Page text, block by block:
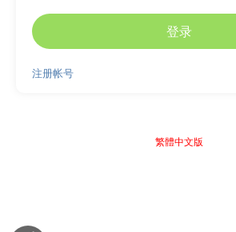
登录
注册帐号
繁體中文版